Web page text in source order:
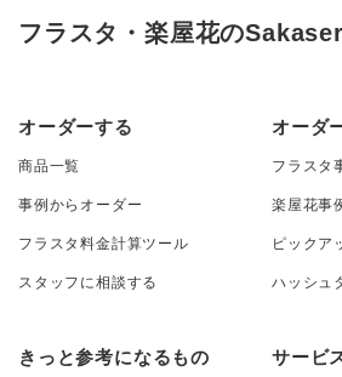
フラスタ・楽屋花の
オーダーする
商品一覧
事例からオーダー
フラスタ料金計算ツール
スタッフに相談する
オーダ
フラスタ
楽屋花事
ピックア
ハッシュ
きっと参考になるもの サービ